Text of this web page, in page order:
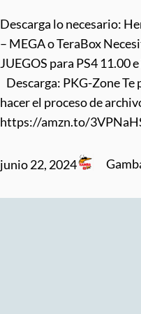
Descarga lo necesario:
– MEGA o TeraBox
JUEGOS para PS4 11.00
Descarga: PKG-Zone
hacer el proceso de
https://amzn.to/
junio 22, 2024